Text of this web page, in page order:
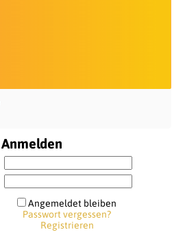
Anmelden
Angemeldet bleiben
Passwort vergessen?
Registrieren